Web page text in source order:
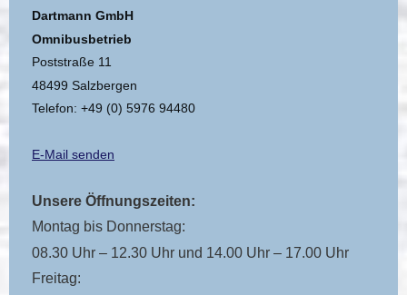
Dartmann GmbH
Omnibusbetrieb
Poststraße 11
48499 Salzbergen
Telefon: +49 (0) 5976 94480
E-Mail senden
Unsere Öffnungszeiten:
Montag bis Donnerstag:
08.30 Uhr – 12.30 Uhr und 14.00 Uhr – 17.00 Uhr
Freitag: